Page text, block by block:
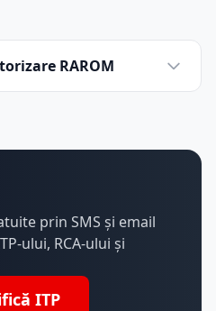
RAROM
prin SMS și email
ului, RCA-ului și
ITP